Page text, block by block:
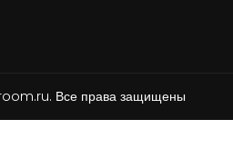
Все права защищены